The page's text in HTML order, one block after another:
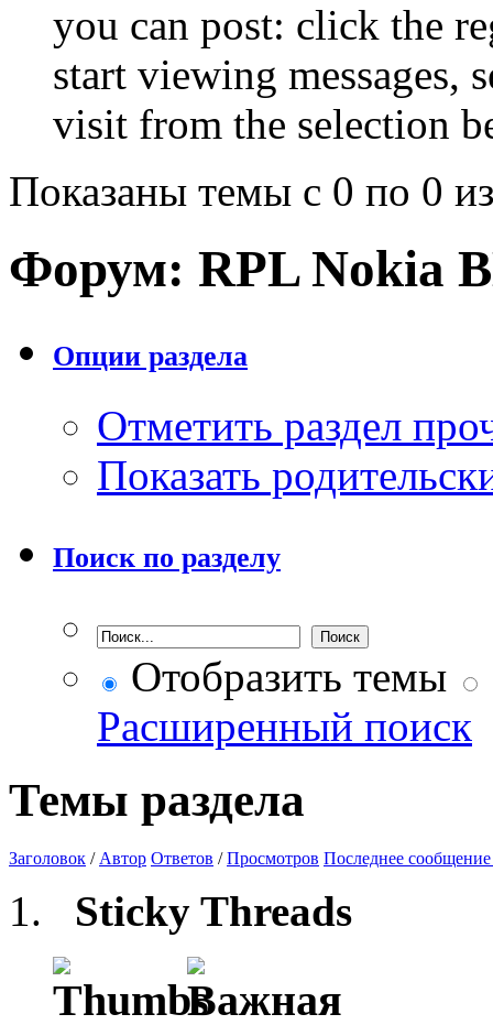
you can post: click the
start viewing messages,
visit from the selection
Показаны темы с 0 по 0
Форум: RPL Nokia
Опции раздела
Отметить раздел
Показать
Поиск по разделу
Отобразить темы
Расширенный поиск
Темы раздела
Заголовок / Автор Ответов /Просмотров Последнее сообщение
Sticky Threads